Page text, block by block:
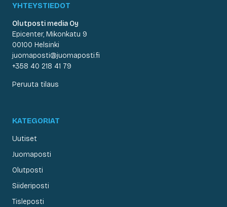
YHTEYSTIEDOT
Olutposti media Oy
Epicenter, Mikonkatu 9
00100 Helsinki
juomaposti@juomaposti.fi
+358 40 218 41 79
Peruuta tilaus
KATEGORIAT
Uutiset
Juomaposti
Olutposti
Siideriposti
Tisleposti